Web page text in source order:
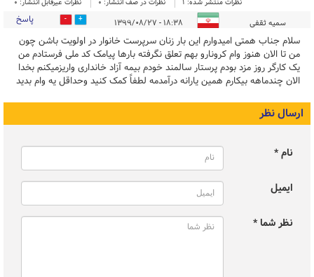
سمیه ثقفی ۱۸:۳۸ - ۱۳۹۹/۰۸/۲۷ 0 پاسخ
سلام جناب همتی امیدوارم این بار زنان سرپرست خانوار در اولویت باشن چون
من تا الان هنوز وام کرونارو بهم تعلق نگرفته بارها پیامک کد ملی فرستادم من
یک کارگر روز مزد بودم پرستار سالمند خودم بیمه آزاد خانداری واریزمیکنم بخدا
الان چندماهه بیکارم همین یارانه درآمدمه لطفاً کمک کنید وحداقل یه وام بدید
ارسال نظر
نام *
ایمیل
نظر شما *